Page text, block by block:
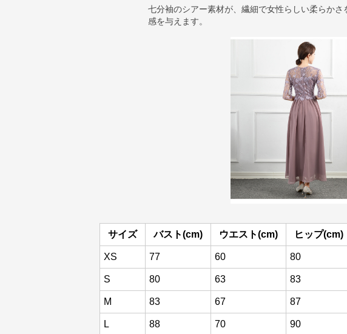
七分袖のシアー素材が、繊細で女性らしい柔らか
感を与えます。
サイズ バスト(cm) ウエスト(cm) ヒップ(cm)
XS 77 60 80
S 80 63 83
M 83 67 87
L 88 70 90